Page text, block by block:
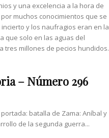
y una excelencia a la hora de
muchos conocimientos que se
y los naufragios eran en la
que solo en las aguas del
tres millones de pecios hundidos.
– Número 296
batalla de Zama: Aníbal y
de la segunda guerra...